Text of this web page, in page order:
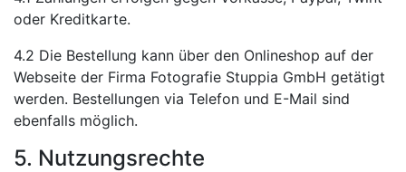
oder Kreditkarte.
4.2 Die Bestellung kann über den Onlineshop auf der
Webseite der Firma Fotografie Stuppia GmbH getätigt
werden. Bestellungen via Telefon und E-Mail sind
ebenfalls möglich.
5. Nutzungsrechte